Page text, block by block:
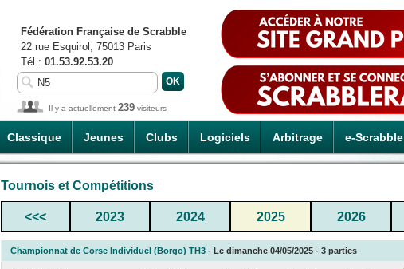
Classique Jeunes Clubs Logiciels Arbitrage e-Scrabble
Fédération Française de Scrabble
22 rue Esquirol, 75013 Paris
Tél : 01.53.92.53.20
Il y a actuellement 239 visiteurs
Tournois et Compétitions
<<< 2023 2024 2025 2026
Championnat de Corse Individuel (Borgo) TH3 - Le dimanche 04/05/2025 - 3 parties